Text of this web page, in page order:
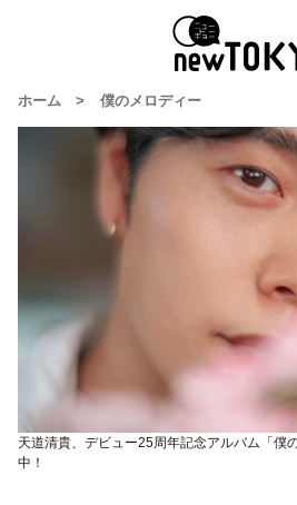
ホーム > 僕のメロディー
天道清貴、デビュー25周年記念アルバム「僕
中！